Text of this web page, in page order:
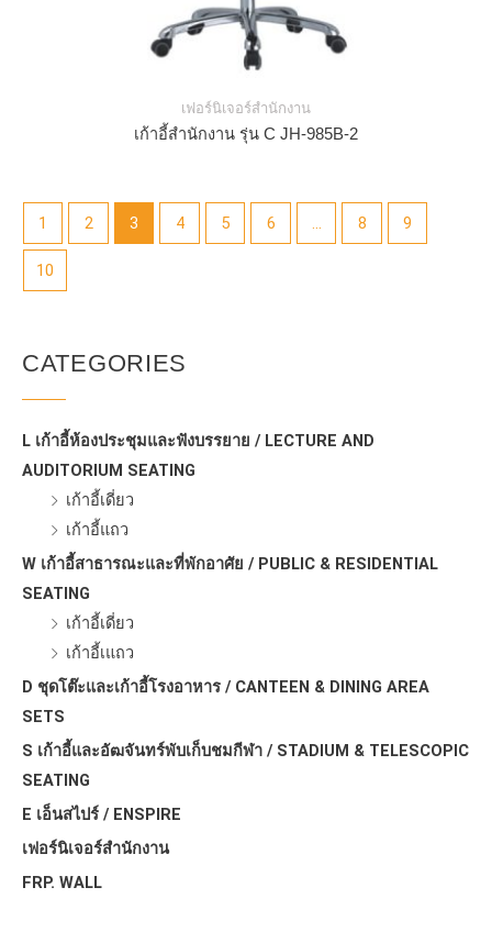
CATEGORIES
L เก้าอี้ห้องประชุมและฟังบรรยาย / LECTURE AND
AUDITORIUM SEATING
เก้าอี้เดี่ยว
เก้าอี้แถว
W เก้าอี้สาธารณะและที่พักอาศัย / PUBLIC & RESIDENTIAL
SEATING
เก้าอี้เดี่ยว
เก้าอี้เแถว
D ชุดโต๊ะและเก้าอี้โรงอาหาร / CANTEEN & DINING AREA
SETS
S เก้าอี้และอัฒจันทร์พับเก็บชมกีฬา / STADIUM & TELESCOPIC
SEATING
E เอ็นสไปร์ / ENSPIRE
เฟอร์นิเจอร์สำนักงาน
FRP. WALL
เฟอร์นิเจอร์สำนักงาน
เก้าอี้สำนักงาน รุ่น C JH-985B-2
1 2 3 4 5 6 … 8 9
10